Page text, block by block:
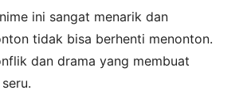
ini sangat menarik dan
tidak bisa berhenti menonton.
dan drama yang membuat